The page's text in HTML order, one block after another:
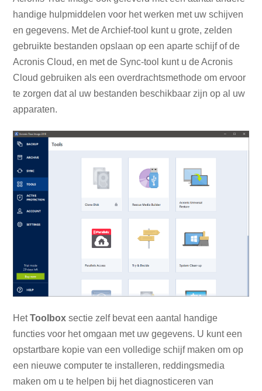
handige hulpmiddelen voor het werken met uw schijven
en gegevens. Met de Archief-tool kunt u grote, zelden
gebruikte bestanden opslaan op een aparte schijf of de
Acronis Cloud, en met de Sync-tool kunt u de Acronis
Cloud gebruiken als een overdrachtsmethode om ervoor
te zorgen dat al uw bestanden beschikbaar zijn op al uw
apparaten.
HetToolbox sectie zelf bevat een aantal handige
functies voor het omgaan met uw gegevens. U kunt een
opstartbare kopie van een volledige schijf maken om op
een nieuwe computer te installeren, reddingsmedia
maken om u te helpen bij het diagnosticeren van